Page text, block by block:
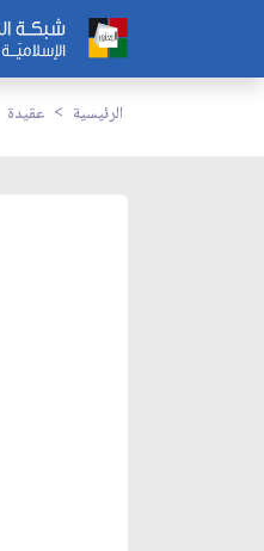
الرئيسية عقيدة